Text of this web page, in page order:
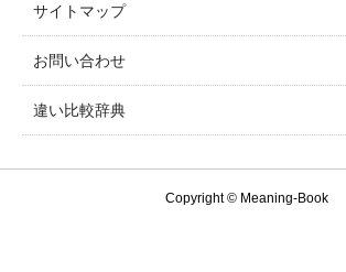
サイトマップ
お問い合わせ
違い比較辞典
Copyright © Meaning-Book